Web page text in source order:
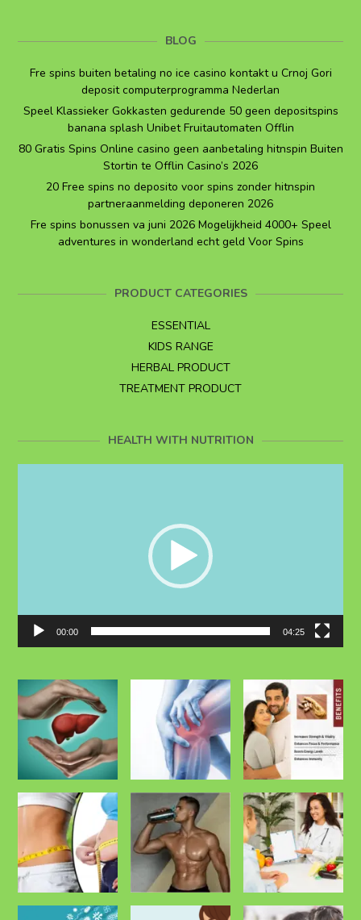
BLOG
Fre spins buiten betaling no ice casino kontakt u Crnoj Gori
deposit computerprogramma Nederlan
Speel Klassieker Gokkasten gedurende 50 geen depositspins
banana splash Unibet Fruitautomaten Offlin
80 Gratis Spins Online casino geen aanbetaling hitnspin Buiten
Stortin te Offlin Casino’s 2026
20 Free spins no deposito voor spins zonder hitnspin
partneraanmelding deponeren 2026
Fre spins bonussen va juni 2026 Mogelijkheid 4000+ Speel
adventures in wonderland echt geld Voor Spins
PRODUCT CATEGORIES
ESSENTIAL
KIDS RANGE
HERBAL PRODUCT
TREATMENT PRODUCT
HEALTH WITH NUTRITION
00:00 04:25